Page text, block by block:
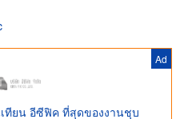
Ad
ทียน อีซีฟิค ที่สุดของงานชุบ